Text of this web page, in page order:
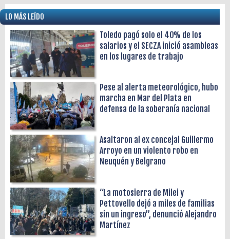
LO MÁS LEÍDO
Toledo pagó solo el 40% de los
salarios y el SECZA inició asambleas
en los lugares de trabajo
Pese al alerta meteorológico, hubo
marcha en Mar del Plata en
defensa de la soberanía nacional
Asaltaron al ex concejal Guillermo
Arroyo en un violento robo en
Neuquén y Belgrano
“La motosierra de Milei y
Pettovello dejó a miles de familias
sin un ingreso”, denunció Alejandro
Martínez